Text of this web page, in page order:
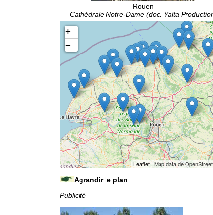
Rouen
Cathédrale Notre-Dame (doc. Yalta
+
−
Leaflet| Map data de
Agrandir le plan
Publicité